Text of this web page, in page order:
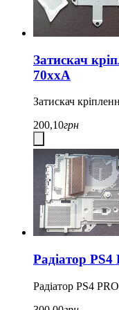
Затискач
70xxA
Затискач
200,10грн
Радіатор
Радіатор PS4